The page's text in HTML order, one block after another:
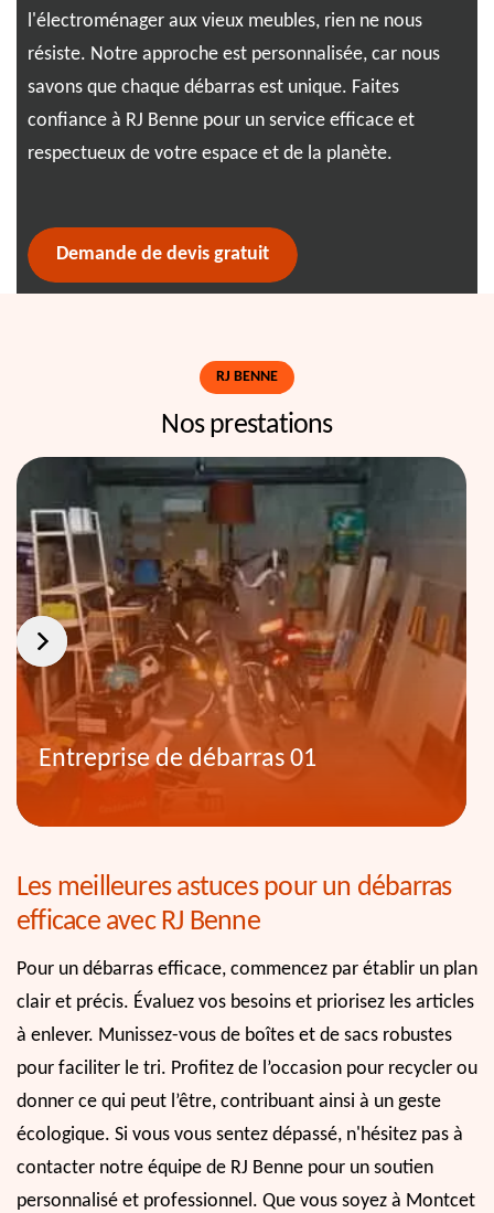
l'électroménager aux vieux meubles, rien ne nous
résiste. Notre approche est personnalisée, car nous
savons que chaque débarras est unique. Faites
confiance à RJ Benne pour un service efficace et
respectueux de votre espace et de la planète.
Demande de devis gratuit
RJ BENNE
Nos prestations
Entreprise de débarras 01
Les meilleures astuces pour un débarras
efficace avec RJ Benne
Pour un débarras efficace, commencez par établir un plan
clair et précis. Évaluez vos besoins et priorisez les articles
à enlever. Munissez-vous de boîtes et de sacs robustes
pour faciliter le tri. Profitez de l’occasion pour recycler ou
donner ce qui peut l’être, contribuant ainsi à un geste
écologique. Si vous vous sentez dépassé, n'hésitez pas à
contacter notre équipe de RJ Benne pour un soutien
personnalisé et professionnel. Que vous soyez à Montcet